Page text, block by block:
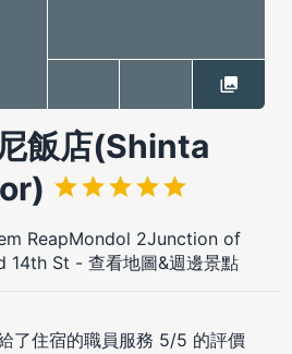
飯店(Shinta
ReapMondol 2Junction of
14th St - 查看地圖&週邊景點
了住宿的職員服務 5/5 的評價